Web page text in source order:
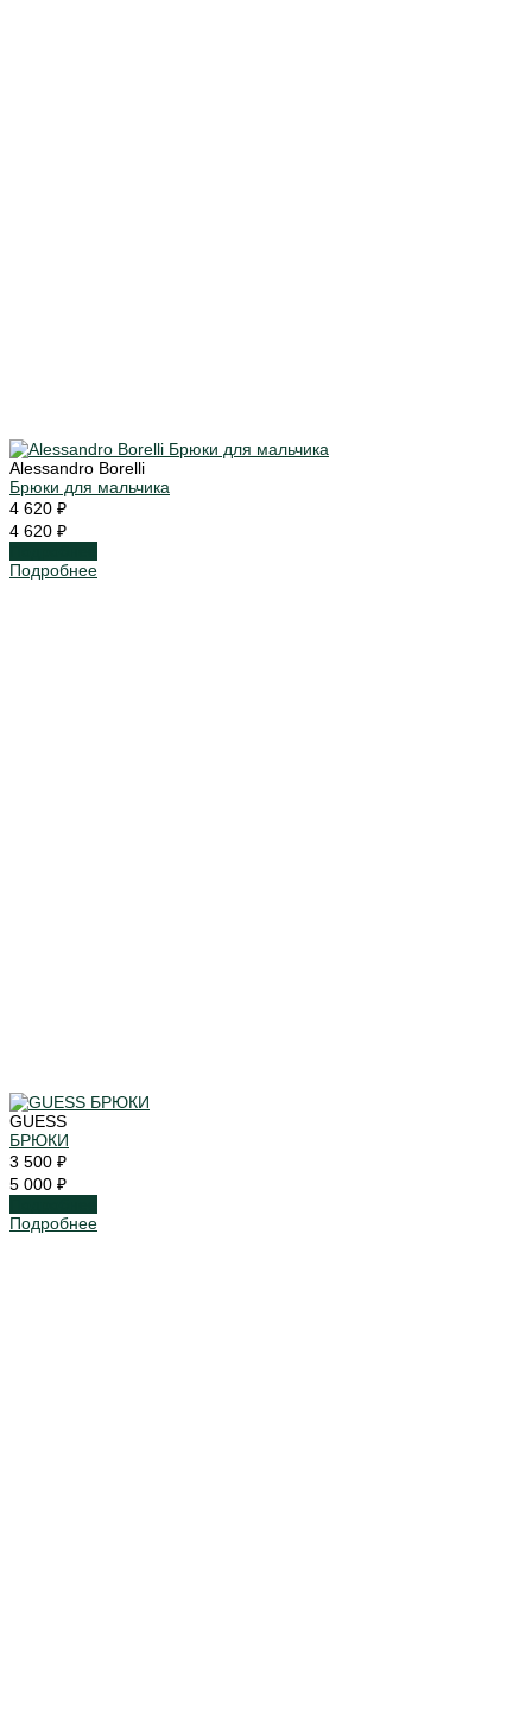
Alessandro Borelli
Брюки для мальчика
4 620 ₽
4 620 ₽
Подробнее
GUESS
БРЮКИ
3 500 ₽
5 000 ₽
Подробнее